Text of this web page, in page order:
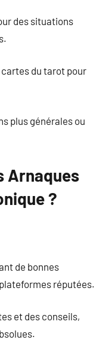
des situations
cartes du tarot pour
plus générales ou
Arnaques
?
de bonnes
réputées.
et des conseils,